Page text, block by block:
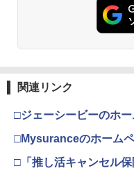
￥
3
￥
プ
3
￥
【
B-C
￥
3
ナ
(オ
カ
り
ボ
関連リンク
□ジェーシービーのホ
□Mysuranceのホーム
□「推し活キャンセル